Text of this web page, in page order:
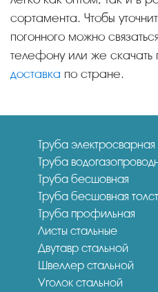
сортамента. Чтобы
погонного можно
телефону или же
доставка по стране.
Труба электросварная
Труба
Труба бесшовная
Труба бесшовная
Труба профильная
Листы стальные
Двутавр стальной
Швеллер стальной
Уголок стальной